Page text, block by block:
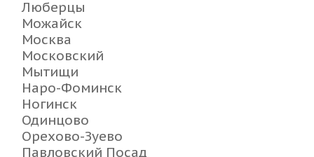
Люберцы
Можайск
Москва
Московский
Мытищи
Наро-Фоминск
Ногинск
Одинцово
Орехово-Зуево
Павловский Посад